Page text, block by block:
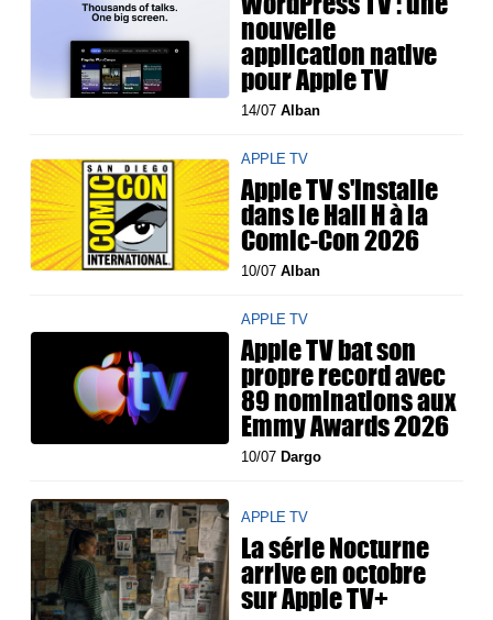
nouvelle
application native
pour Apple TV
14/07Alban
APPLE TV
Apple TV s'installe
dans le Hall H à la
Comic-Con 2026
10/07Alban
APPLE TV
Apple TV bat son
propre record avec
89 nominations aux
Emmy Awards 2026
10/07 Dargo
APPLE TV
La série Nocturne
arrive en octobre
sur Apple TV+